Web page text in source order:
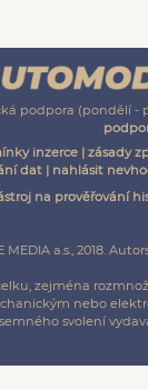
podpora (pondělí -
inzerce | zásady
dat | nahlásit
na prověřování
a.s., 2018.
zejména
nebo
svolení